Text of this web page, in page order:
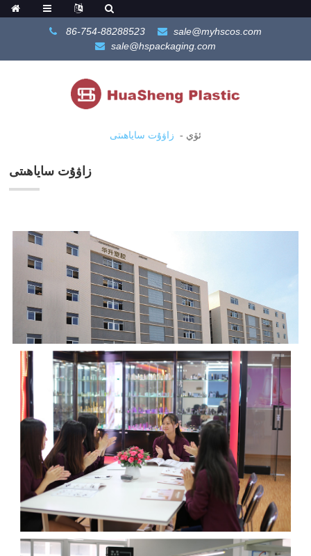
86-754-88288523
sale@myhscos.com
sale@hspackaging.com
ئۆي زاۋۇت ساياھىتى
زاۋۇت ساياھىتى